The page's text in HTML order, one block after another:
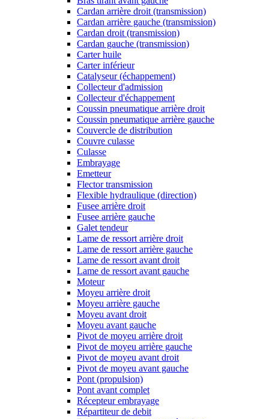
Cardan arrière droit (transmission)
Cardan arrière gauche (transmission)
Cardan droit (transmission)
Cardan gauche (transmission)
Carter huile
Carter inférieur
Catalyseur (échappement)
Collecteur d'admission
Collecteur d'échappement
Coussin pneumatique arrière droit
Coussin pneumatique arrière gauche
Couvercle de distribution
Couvre culasse
Culasse
Embrayage
Emetteur
Flector transmission
Flexible hydraulique (direction)
Fusee arrière droit
Fusee arrière gauche
Galet tendeur
Lame de ressort arrière droit
Lame de ressort arrière gauche
Lame de ressort avant droit
Lame de ressort avant gauche
Moteur
Moyeu arrière droit
Moyeu arrière gauche
Moyeu avant droit
Moyeu avant gauche
Pivot de moyeu arrière droit
Pivot de moyeu arrière gauche
Pivot de moyeu avant droit
Pivot de moyeu avant gauche
Pont (propulsion)
Pont avant complet
Récepteur embrayage
Répartiteur de debit